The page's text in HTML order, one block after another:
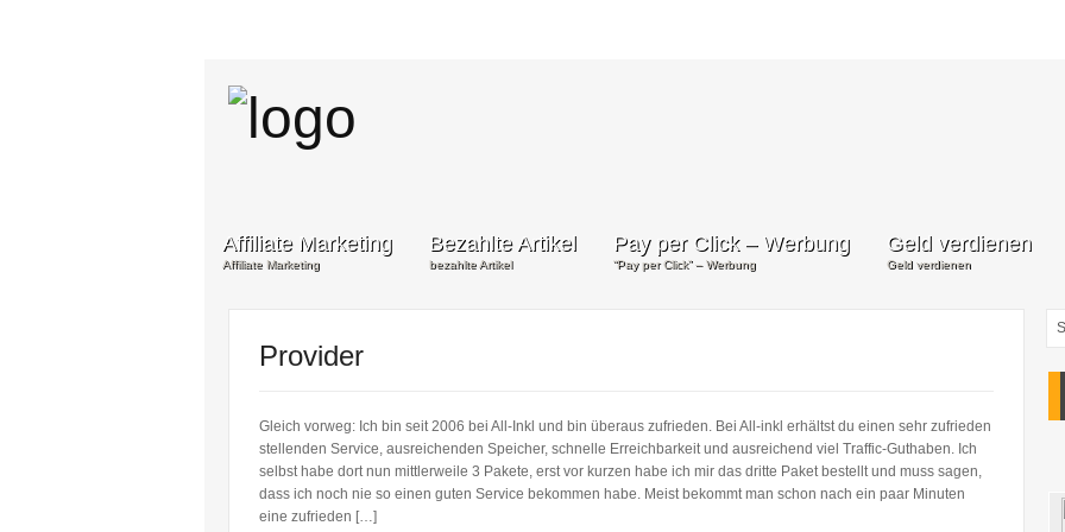
Affiliate Marketing
Affiliate Marketing
Bezahlte Artikel
bezahlte Artikel
Pay per Click – Werbung
“Pay per Click” – Werbung
Geld verdienen
Geld verdienen
Provider
Gleich vorweg: Ich bin seit 2006 bei All-Inkl und bin überaus zufrieden. Bei All-inkl erhältst du einen sehr zufrieden
stellenden Service, ausreichenden Speicher, schnelle Erreichbarkeit und ausreichend viel Traffic-Guthaben. Ich
selbst habe dort nun mittlerweile 3 Pakete, erst vor kurzen habe ich mir das dritte Paket bestellt und muss sagen,
dass ich noch nie so einen guten Service bekommen habe. Meist bekommt man schon nach ein paar Minuten
eine zufrieden […]